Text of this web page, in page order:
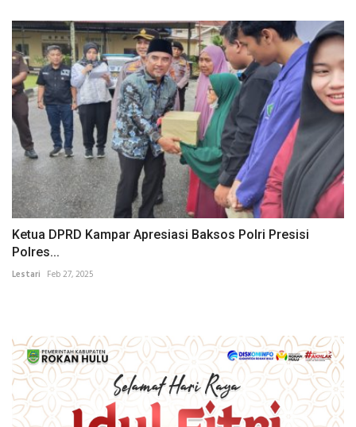
Ketua DPRD Kampar Apresiasi Baksos Polri Presisi
Polres...
Lestari Feb 27, 2025